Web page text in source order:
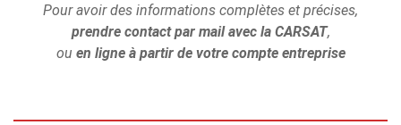
Pour avoir des informations complètes et précises,
prendre contact par mail avec la CARSAT,
ou en ligne à partir de votre compte entreprise